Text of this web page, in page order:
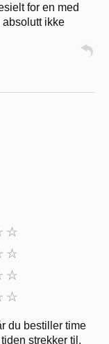
for en med
ikke
du bestiller time
strekker til.